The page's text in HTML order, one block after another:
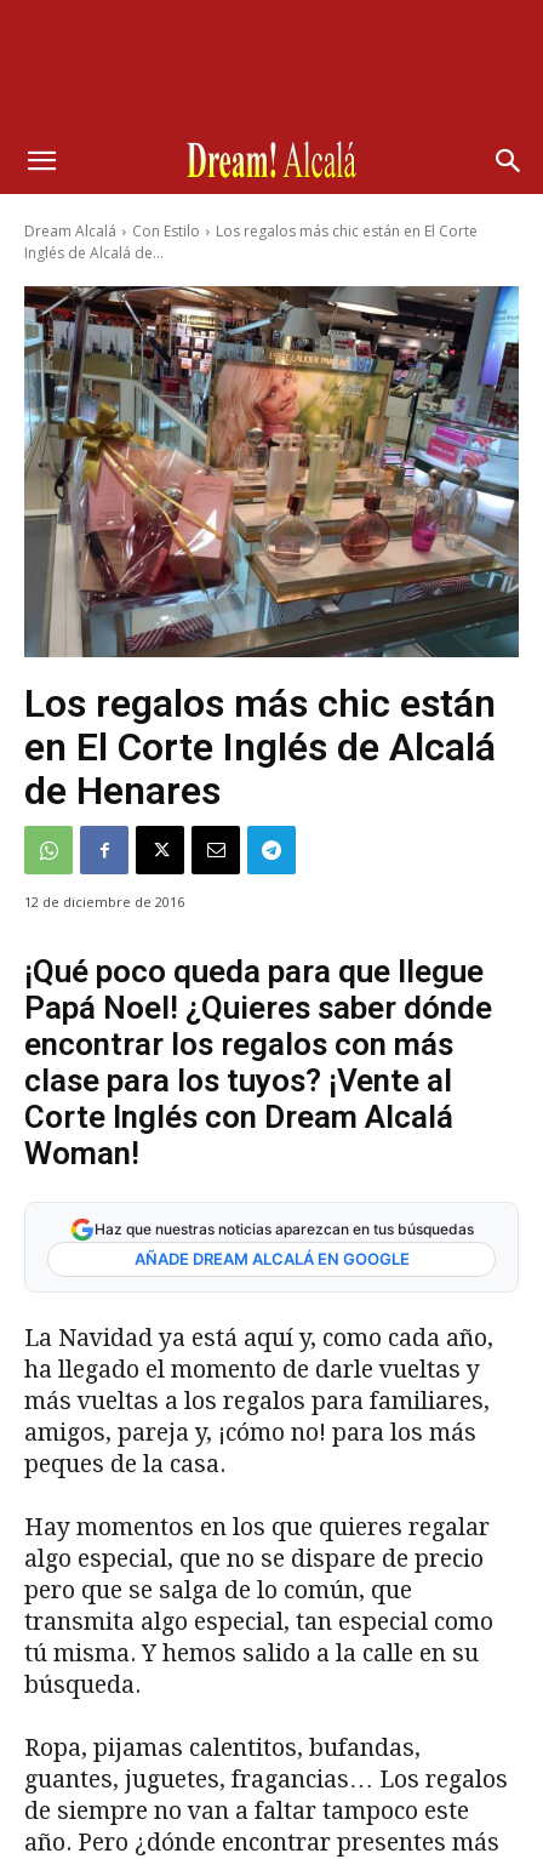
Dream Alcalá Con Estilo
Los regalos más chic están en El Corte
Inglés de Alcalá de...
Los regalos más chic están
en El Corte Inglés de Alcalá
de Henares
12 de diciembre de 2016
¡Qué poco queda para que llegue
Papá Noel! ¿Quieres saber dónde
encontrar los regalos con más
clase para los tuyos? ¡Vente al
Corte Inglés con Dream Alcalá
Woman!
Haz que nuestras noticias aparezcan en tus búsquedas
AÑADE DREAM ALCALÁ EN GOOGLE
La Navidad ya está aquí y, como cada año,
ha llegado el momento de darle vueltas y
más vueltas a los regalos para familiares,
amigos, pareja y, ¡cómo no! para los más
peques de la casa.
Hay momentos en los que quieres regalar
algo especial, que no se dispare de precio
pero que se salga de lo común, que
transmita algo especial, tan especial como
tú misma. Y hemos salido a la calle en su
búsqueda.
Ropa, pijamas calentitos, bufandas,
guantes, juguetes, fragancias… Los regalos
de siempre no van a faltar tampoco este
año. Pero ¿dónde encontrar presentes más